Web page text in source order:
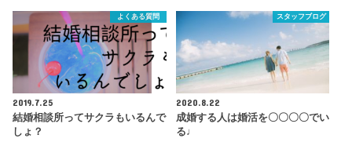
よくある質問
2019.7.25
結婚相談所ってサクラもいるんで
しょ？
スタッフブログ
2020.8.22
成婚する人は婚活を〇〇〇〇でい
る♩